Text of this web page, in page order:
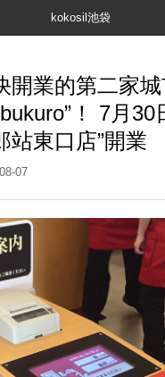
kokosil池袋
開業的第二家城
！ 7月30
站東口店”開業
07